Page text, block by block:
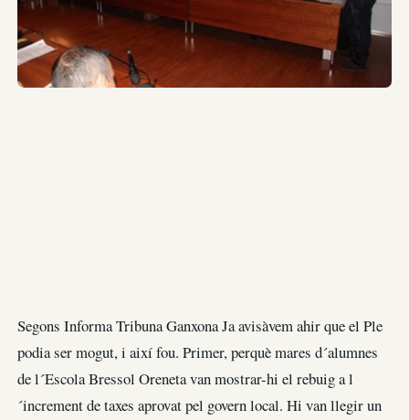
Segons Informa Tribuna Ganxona Ja avisàvem ahir que el Ple
podia ser mogut, i així fou. Primer, perquè mares d´alumnes
de l´Escola Bressol Oreneta van mostrar-hi el rebuig a l
´increment de taxes aprovat pel govern local. Hi van llegir un